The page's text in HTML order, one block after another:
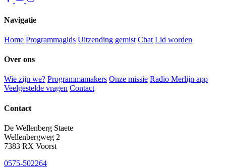
Navigatie
Home Programmagids Uitzending gemist Chat Lid worden
Over ons
Wie zijn we? Programmamakers Onze missie Radio Merlijn app
Veelgestelde vragen Contact
Contact
De Wellenberg Staete
Wellenbergweg 2
7383 RX Voorst
0575-502264